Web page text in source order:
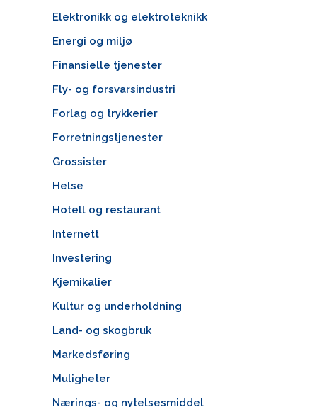
Elektronikk og elektroteknikk
Energi og miljø
Finansielle tjenester
Fly- og forsvarsindustri
Forlag og trykkerier
Forretningstjenester
Grossister
Helse
Hotell og restaurant
Internett
Investering
Kjemikalier
Kultur og underholdning
Land- og skogbruk
Markedsføring
Muligheter
Nærings- og nytelsesmiddel